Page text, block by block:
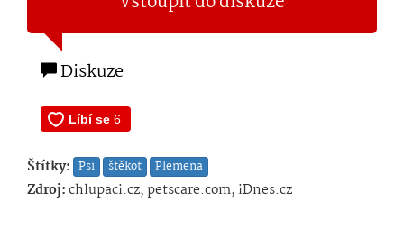
Diskuze
Štítky: Psi štěkot Plemena
Zdroj:chlupaci.cz, petscare.com, iDnes.cz